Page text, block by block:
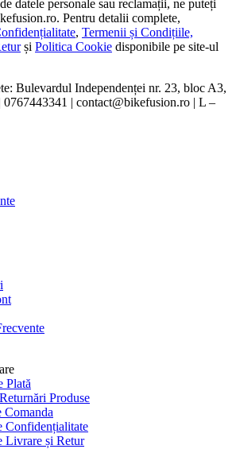
datele personale sau reclamații, ne puteți
Pentru detalii complete,
, Termenii și Condițiile,
și Politica Cookie disponibile pe site-ul
Bulevardul Independenței nr. 23, bloc A3,
0767443341 | contact@bikefusion.ro | L –
Plată
Produse
Comanda
Confidențialitate
Livrare și Retur